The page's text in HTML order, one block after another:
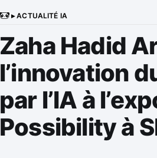
▸ ACTUALITÉ IA
Zaha Hadid
l’innovation
par l’IA à
Possibility à